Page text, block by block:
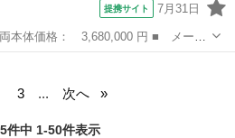
提携サイト 7月31日
ＲＸ ■ グレード名： ＲＸ４５０
3 ... 次へ
件中 1-50件表示